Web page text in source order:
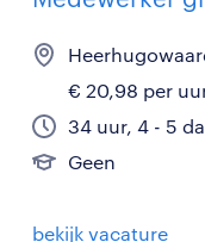
€ 20,98 per
34 uur, 4 - 5
Geen
bekijk vacature